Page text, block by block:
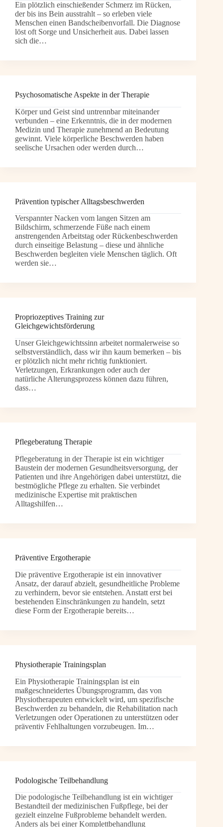
Ein plötzlich einschießender Schmerz im Rücken,
der bis ins Bein ausstrahlt – so erleben viele
Menschen einen Bandscheibenvorfall. Die Diagnose
löst oft Sorge und Unsicherheit aus. Dabei lassen
sich die…
Psychosomatische Aspekte in der Therapie
Körper und Geist sind untrennbar miteinander
verbunden – eine Erkenntnis, die in der modernen
Medizin und Therapie zunehmend an Bedeutung
gewinnt. Viele körperliche Beschwerden haben
seelische Ursachen oder werden durch…
Prävention typischer Alltagsbeschwerden
Verspannter Nacken vom langen Sitzen am
Bildschirm, schmerzende Füße nach einem
anstrengenden Arbeitstag oder Rückenbeschwerden
durch einseitige Belastung – diese und ähnliche
Beschwerden begleiten viele Menschen täglich. Oft
werden sie…
Propriozeptives Training zur
Gleichgewichtsförderung
Unser Gleichgewichtssinn arbeitet normalerweise so
selbstverständlich, dass wir ihn kaum bemerken – bis
er plötzlich nicht mehr richtig funktioniert.
Verletzungen, Erkrankungen oder auch der
natürliche Alterungsprozess können dazu führen,
dass…
Pflegeberatung Therapie
Pflegeberatung in der Therapie ist ein wichtiger
Baustein der modernen Gesundheitsversorgung, der
Patienten und ihre Angehörigen dabei unterstützt, die
bestmögliche Pflege zu erhalten. Sie verbindet
medizinische Expertise mit praktischen
Alltagshilfen…
Präventive Ergotherapie
Die präventive Ergotherapie ist ein innovativer
Ansatz, der darauf abzielt, gesundheitliche Probleme
zu verhindern, bevor sie entstehen. Anstatt erst bei
bestehenden Einschränkungen zu handeln, setzt
diese Form der Ergotherapie bereits…
Physiotherapie Trainingsplan
Ein Physiotherapie Trainingsplan ist ein
maßgeschneidertes Übungsprogramm, das von
Physiotherapeuten entwickelt wird, um spezifische
Beschwerden zu behandeln, die Rehabilitation nach
Verletzungen oder Operationen zu unterstützen oder
präventiv Fehlhaltungen vorzubeugen. Im…
Podologische Teilbehandlung
Die podologische Teilbehandlung ist ein wichtiger
Bestandteil der medizinischen Fußpflege, bei der
gezielt einzelne Fußprobleme behandelt werden.
Anders als bei einer Komplettbehandlung